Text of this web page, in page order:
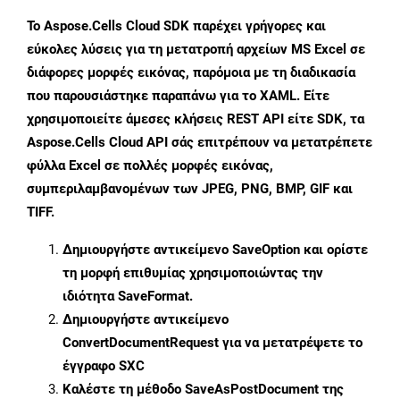
Το Aspose.Cells Cloud SDK παρέχει γρήγορες και
εύκολες λύσεις για τη μετατροπή αρχείων MS Excel σε
διάφορες μορφές εικόνας, παρόμοια με τη διαδικασία
που παρουσιάστηκε παραπάνω για το XAML. Είτε
χρησιμοποιείτε άμεσες κλήσεις REST API είτε SDK, τα
Aspose.Cells Cloud API σάς επιτρέπουν να μετατρέπετε
φύλλα Excel σε πολλές μορφές εικόνας,
συμπεριλαμβανομένων των JPEG, PNG, BMP, GIF και
TIFF.
Δημιουργήστε αντικείμενο SaveOption και ορίστε
τη μορφή επιθυμίας χρησιμοποιώντας την
ιδιότηταSaveFormat.
Δημιουργήστε αντικείμενο
ConvertDocumentRequest για να μετατρέψετε το
έγγραφο SXC
Καλέστε τη μέθοδο SaveAsPostDocument της